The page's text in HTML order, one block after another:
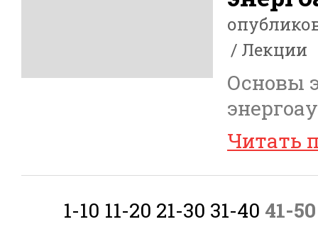
Лекции
Основы
Читать
1-10 11-20 21-30 31-40 41-50